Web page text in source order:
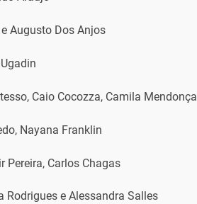
Augusto Dos Anjos
Caio Cocozza, Camila Mendonça
Nayana Franklin
Pereira, Carlos Chagas
Rodrigues e Alessandra Salles